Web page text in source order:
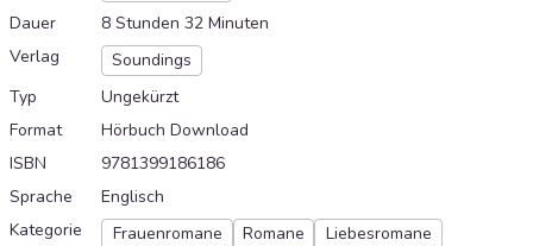
Dauer
8 Stunden 32 Minuten
Verlag
Soundings
Typ
Ungekürzt
Format
Hörbuch Download
ISBN
9781399186186
Sprache
Englisch
Kategorie
Frauenromane Romane Liebesromane